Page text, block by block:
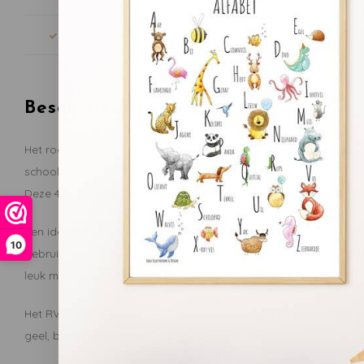
10
Gratis
Beschrijving
Het roestvrijstalen (RVS) fruitbakje van Smikkels is sterk en
school fruitbakje. Door de mat glanzende poedercoating zijn
Deze 420ml versie heeft een ook een kleinere variant van 280
Een ideaal fruitbakje voor je kind om mee te nemen naar
gebruik: de brede opening van het fruitbakje maakt het lekker
leuk met een bijpassende lunchbox en drinkfles.
Het RVS fruitbakje houd je het langst mooi door deze met de
geel, blauw en zacht wit.